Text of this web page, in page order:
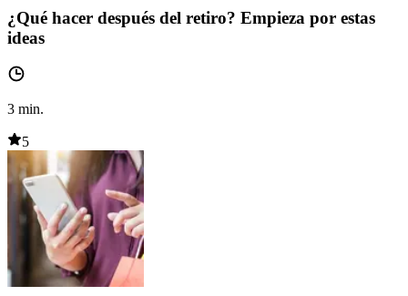
¿Qué hacer después del retiro? Empieza por estas
ideas
3 min.
5